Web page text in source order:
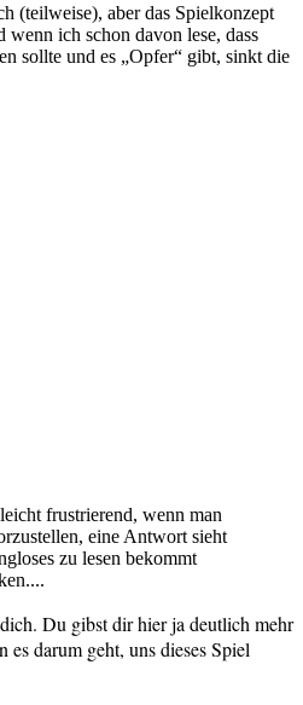
(teilweise), aber das Spielkonzept
ich schon davon lese, dass
sollte und es „Opfer“ gibt, sinkt die
frustrierend, wenn man
eine Antwort sieht
zu lesen bekommt
Du gibst dir hier ja deutlich mehr
darum geht, uns dieses Spiel